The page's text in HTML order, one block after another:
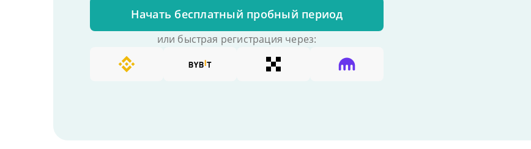
Начать бесплатный пробный период
или быстрая регистрация через: